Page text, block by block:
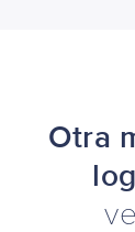
Otra